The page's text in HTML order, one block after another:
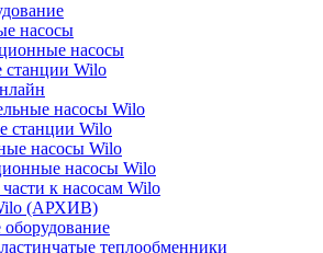
насосы
насосы
станции Wilo
насосы Wilo
станции Wilo
насосы Wilo
насосы Wilo
к насосам Wilo
(АРХИВ)
теплообменники